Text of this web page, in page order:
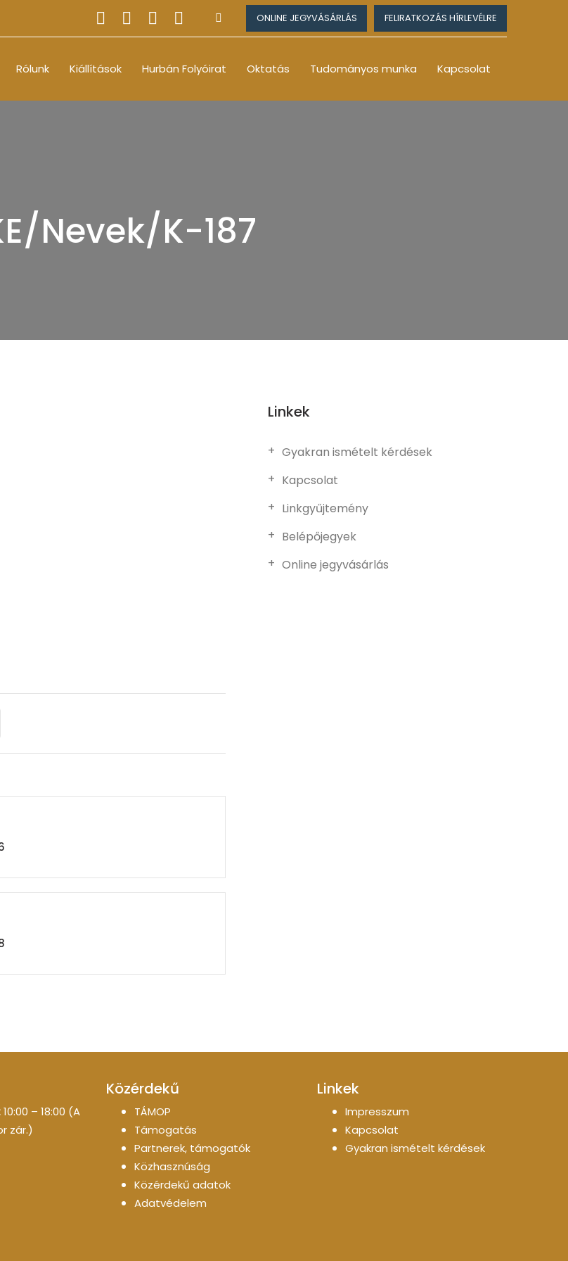
ONLINE JEGYVÁSÁRLÁS FELIRATKOZÁS HÍRLEVÉLRE
Rólunk Kiállítások Hurbán Folyóirat Oktatás Tudományos munka Kapcsolat
Nevek/K-187
Linkek
Gyakran ismételt kérdések
Kapcsolat
Linkgyűjtemény
Belépőjegyek
Online jegyvásárlás
10:00 – 18:00 (A
zár.)
Közérdekű
TÁMOP
Támogatás
Partnerek, támogatók
Közhasznúság
Közérdekű adatok
Adatvédelem
Linkek
Impresszum
Kapcsolat
Gyakran ismételt kérdések